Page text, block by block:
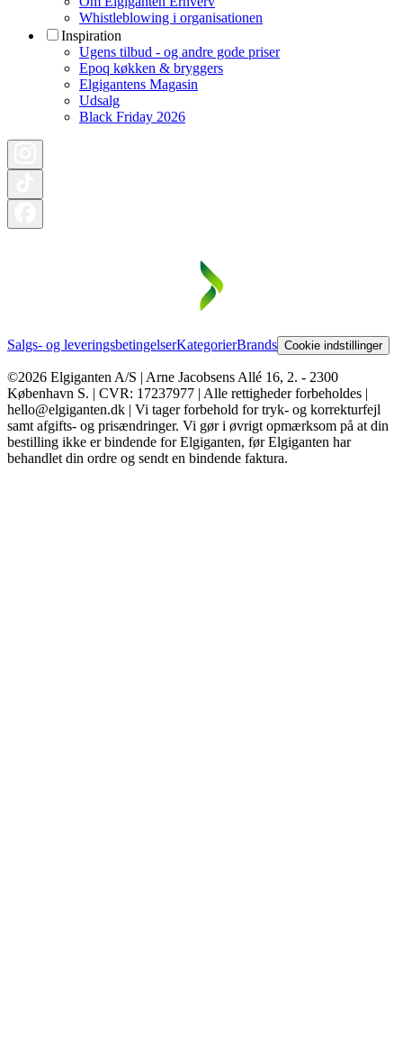
Whistleblowing i organisationen
Inspiration
Ugens tilbud - og andre gode priser
Epoq køkken & bryggers
Elgigantens Magasin
Udsalg
Black Friday 2026
Salgs- og leveringsbetingelserKategorierBrands Cookie indstillinger
©2026 Elgiganten A/S | Arne Jacobsens Allé 16, 2. - 2300
København S. | CVR: 17237977 | Alle rettigheder forbeholdes |
hello@elgiganten.dk | Vi tager forbehold for tryk- og korrekturfejl
samt afgifts- og prisændringer. Vi gør i øvrigt opmærksom på at din
bestilling ikke er bindende for Elgiganten, før Elgiganten har
behandlet din ordre og sendt en bindende faktura.